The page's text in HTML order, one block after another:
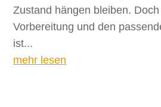
Zustand hängen bleiben.
Vorbereitung und den
ist...
mehr lesen